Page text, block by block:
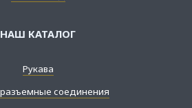
НАШ КАТАЛОГ
Рукава
соединения